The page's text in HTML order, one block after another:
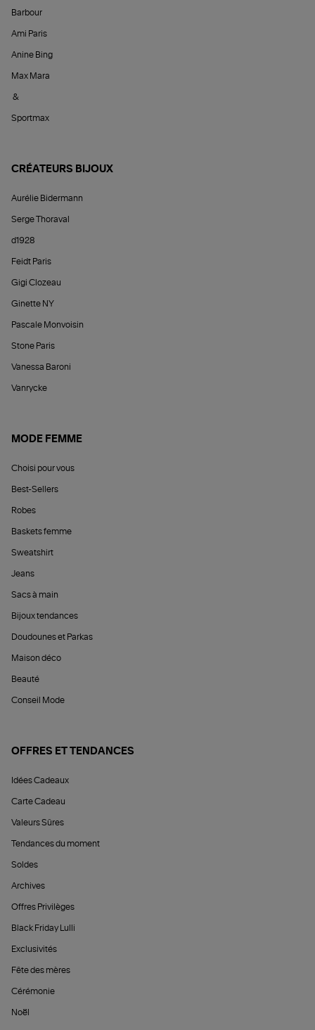
Barbour
Ami Paris
Anine Bing
Max Mara
&
Sportmax
CRÉATEURS BIJOUX
Aurélie Bidermann
Serge Thoraval
d1928
Feidt Paris
Gigi Clozeau
Ginette NY
Pascale Monvoisin
Stone Paris
Vanessa Baroni
Vanrycke
MODE FEMME
Choisi pour vous
Best-Sellers
Robes
Baskets femme
Sweatshirt
Jeans
Sacs à main
Bijoux tendances
Doudounes et Parkas
Maison déco
Beauté
Conseil Mode
OFFRES ET TENDANCES
Idées Cadeaux
Carte Cadeau
Valeurs Sûres
Tendances du moment
Soldes
Archives
Offres Privilèges
Black Friday Lulli
Exclusivités
Fête des mères
Cérémonie
Noël